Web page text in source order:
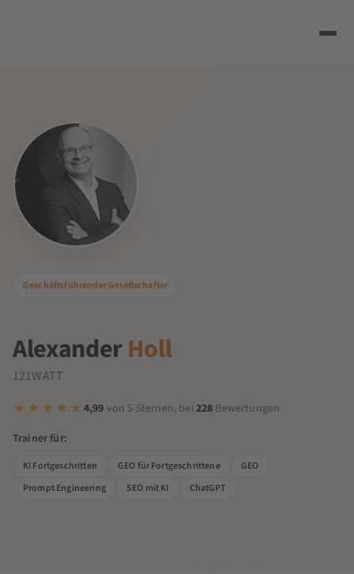
Geschäftsführender Gesellschafter
AlexanderHoll
121WATT
4,99 von 5 Sternen, bei 228 Bewertungen
Trainer für:
KI Fortgeschritten GEO für Fortgeschrittene
GEO
Prompt Engineering
SEO mit KI ChatGPT